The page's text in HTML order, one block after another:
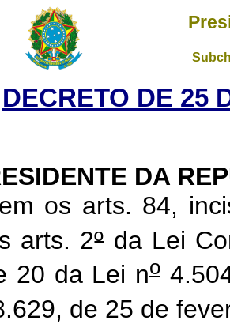
DECRETO DE 25
DA
os arts. 84,
arts. 2ºda Lei
20 da Lei no
de 25 de